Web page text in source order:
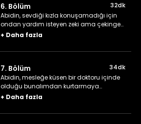
6. Bölüm
32dk
Abidin, sevdiği kızla konuşamadığı için
ondan yardım isteyen zeki ama çekingen
genç okurunu Ziya'ya yönlendirir ve
aramaya koyulur.
+ Daha fazla
7. Bölüm
34dk
Abidin, mesleğe küsen bir doktoru içinde
olduğu bunalımdan kurtarmaya
çalışırken Sevda ise Asım'ın bir
yapmak için görevlendirilir.
+ Daha fazla